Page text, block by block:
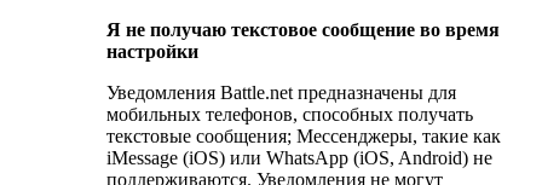
Я не получаю текстовое сообщение во время
настройки
Уведомления Battle.net предназначены для
мобильных телефонов, способных получать
текстовые сообщения; Мессенджеры, такие как
iMessage (iOS) или WhatsApp (iOS, Android) не
поддерживаются. Уведомления не могут